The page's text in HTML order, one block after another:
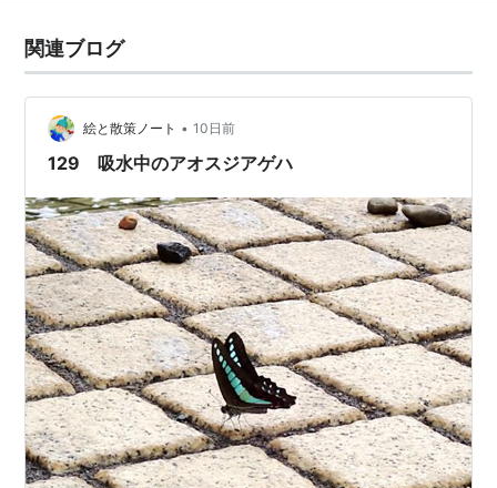
関連ブログ
絵と散策ノート • 10日前
129 吸水中のアオスジアゲハ